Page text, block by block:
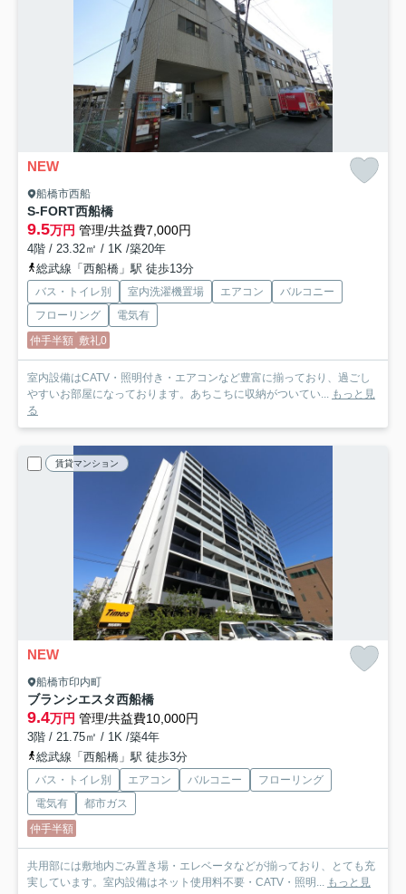
NEW
船橋市西船
S-FORT西船橋
9.5万円 管理/共益費7,000円
4階 / 23.32㎡ / 1K /築20年
総武線「西船橋」駅 徒歩13分
バス・トイレ別 室内洗濯機置場 エアコン
バルコニー
フローリング
電気有
仲手半額 敷礼0
室内設備はCATV・照明付き・エアコンなど豊富に揃っており、過ごし
やすいお部屋になっております。あちこちに収納がついてい... もっと見
る
賃貸マンション
NEW
船橋市印内町
ブランシエスタ西船橋
9.4万円 管理/共益費10,000円
3階 / 21.75㎡ / 1K /築4年
総武線「西船橋」駅 徒歩3分
バス・トイレ別 エアコン バルコニー
フローリング
電気有
都市ガス
仲手半額
共用部には敷地内ごみ置き場・エレベータなどが揃っており、とても充
実しています。室内設備はネット使用料不要・CATV・照明... もっと見